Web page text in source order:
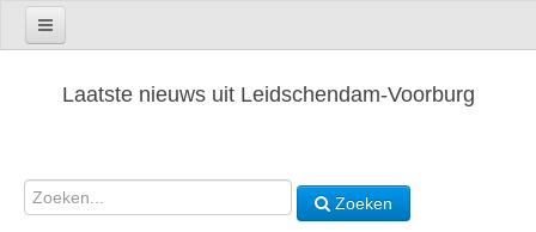
Laatste nieuws uit Leidschendam-Voorburg
Zoeken